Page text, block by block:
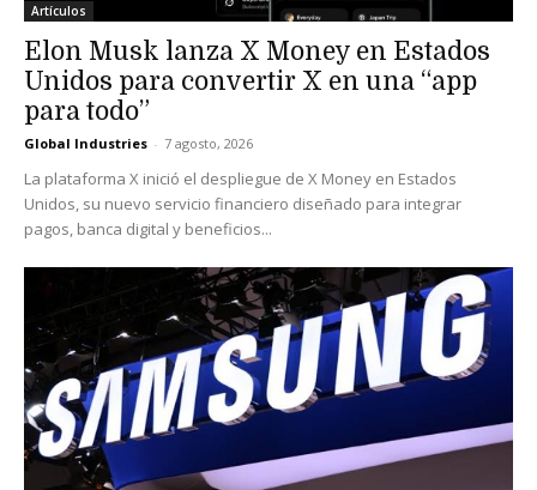
Artículos
Elon Musk lanza X Money en Estados
Unidos para convertir X en una “app
para todo”
Global Industries - 7 agosto, 2026
La plataforma X inició el despliegue de X Money en Estados
Unidos, su nuevo servicio financiero diseñado para integrar
pagos, banca digital y beneficios...